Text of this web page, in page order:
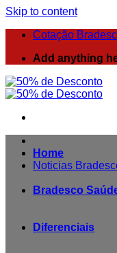
Skip to content
Cotação
Add anything
Noticias
Home
Bradesco
Diferenciais